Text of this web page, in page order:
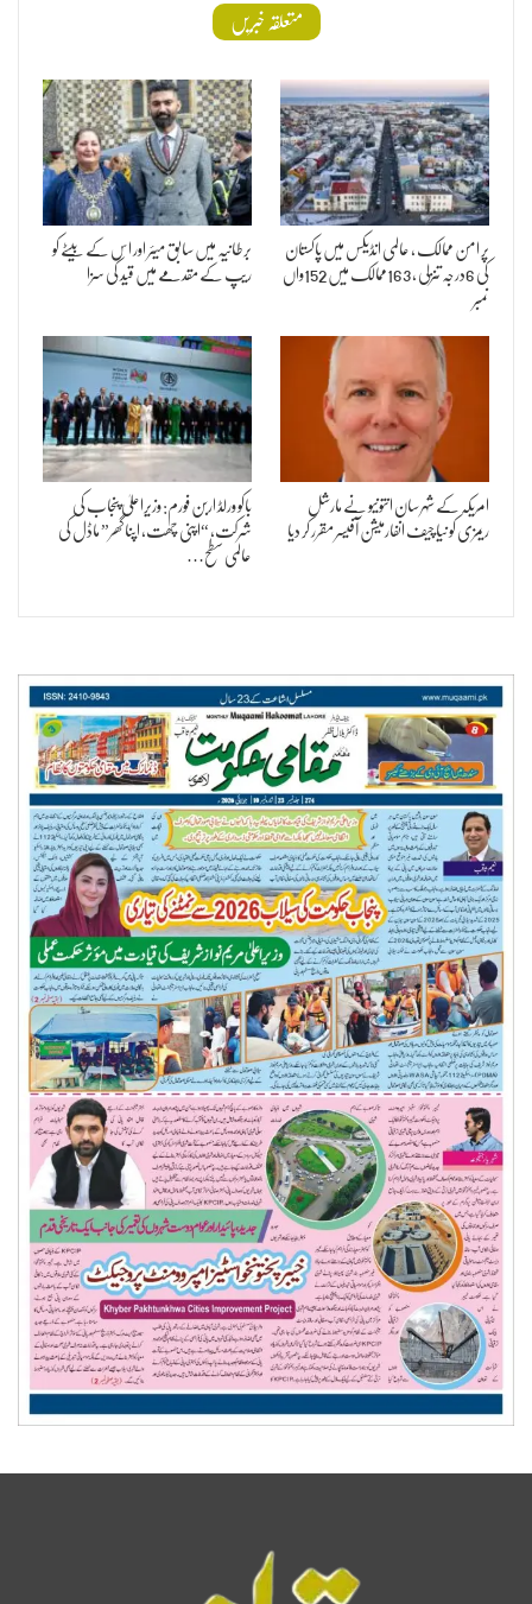
متعلقہ خبریں
پر امن ممالک ، عالمی انڈیکس میں پاکستان
کی 6درجہ تنزلی ، 163ممالک میں 152واں
نمبر
برطانیہ میں سابق میئر اور اس کے بیٹے کو
ریپ کے مقدمے میں قید کی سزا
امریکہ کے شہر سان انتونیو نے مارشل
ریمزی کو نیا چیف انفارمیشن آفیسر مقرر کر دیا
باکو ورلڈ اربن فورم: وزیراعلیٰ پنجاب کی
شرکت، “اپنی چھت، اپنا گھر” ماڈل کی
عالمی سطح…